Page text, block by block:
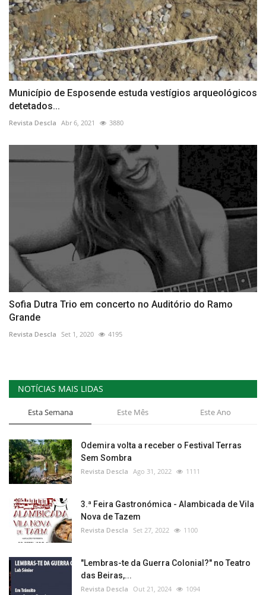
Município de Esposende estuda vestígios arqueológicos
detetados...
Revista Descla Abr 6, 2021 3880
Sofia Dutra Trio em concerto no Auditório do Ramo
Grande
Revista Descla Set 1, 2020 4195
NOTÍCIAS MAIS LIDAS
Esta Semana Este Mês Este Ano
Odemira volta a receber o Festival Terras
Sem Sombra
Revista Descla Ago 31, 2022 1111
3.ª Feira Gastronómica - Alambicada de Vila
Nova de Tazem
Revista Descla Set 27, 2022 1100
"Lembras-te da Guerra Colonial?" no Teatro
das Beiras,...
Revista Descla Out 21, 2024 1094